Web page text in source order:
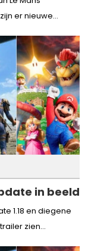
er nieuwe...
in beeld
1.18 en diegene
zien...